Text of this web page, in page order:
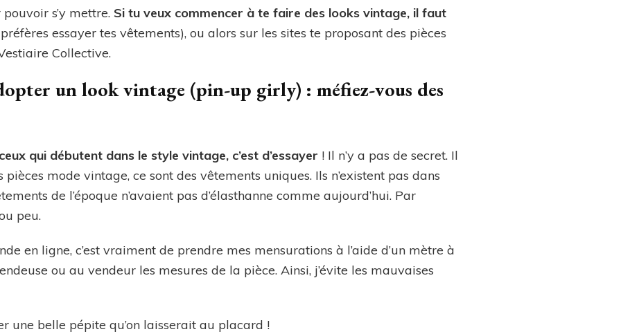
pouvoir s’y mettre. Si tu veux commencer à te faire des looks vintage, il faut
essayer tes vêtements), ou alors sur les sites te proposant des pièces
Collective.
un look vintage (pin-up girly) : méfiez-vous des
qui débutent dans le style vintage, c’est d’essayer ! Il n’y a pas de secret. Il
mode vintage, ce sont des vêtements uniques. Ils n’existent pas dans
de l’époque n’avaient pas d’élasthanne comme aujourd’hui. Par
peu.
en ligne, c’est vraiment de prendre mes mensurations à l’aide d’un mètre à
ou au vendeur les mesures de la pièce. Ainsi, j’évite les mauvaises
une belle pépite qu’on laisserait au placard !